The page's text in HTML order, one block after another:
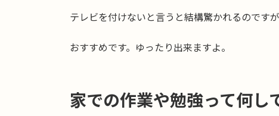
テレビを付けないと言うと結構驚かれるのです
おすすめです。ゆったり出来ますよ。
家での作業や勉強って何し